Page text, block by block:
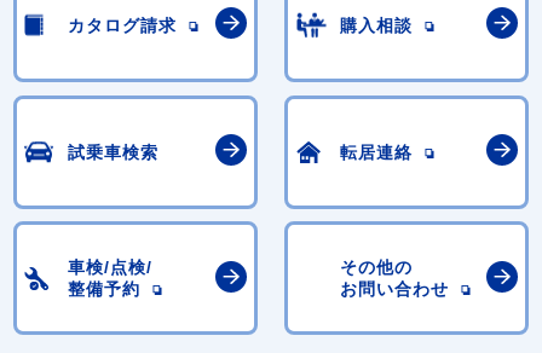
カタログ請求 購入相談
試乗車検索 転居連絡
車検/点検/
整備予約
その他の
お問い合わせ